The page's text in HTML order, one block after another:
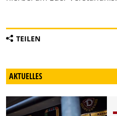
TEILEN
AKTUELLES